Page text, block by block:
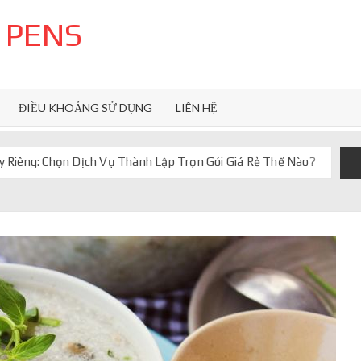
ĐIỀU KHOẢNG SỬ DỤNG LIÊN HỆ
Chọn Dịch Vụ Thành Lập Trọn Gói Giá Rẻ Thế Nào?
và AI agent
chi phí vận hành
web phản hồi 24/7
thống ra sao